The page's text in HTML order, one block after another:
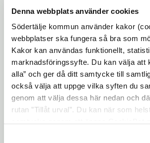
Denna webbplats använder cookies
Södertälje kommun använder kakor
webbplatser ska fungera så bra som
Kakor kan användas funktionellt,
marknadsföringssyfte. Du kan välja att
alla” och ger då ditt samtycke till
också välja att uppge vilka syften du
genom att välja dessa här nedan och
rutan ”Tillåt urval”. Du kan när som
juli-30 september) eller en
1 449 personer sedan årsskiftet.
Ökningen beror både på att fler
flyttar till Södertälje kommun
Flyttnettot (skillnaden mellan
och utflyttade) uppgick under
kvartalet till 175 personer eller
personer sedan årsskiftet.